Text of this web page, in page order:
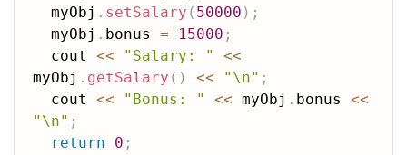
  myObj
. setSalary ( 50000 ) ;
  myObj
. bonus = 15000 ;
  cout
<< "Salary: "
<<
myObj . getSalary ( ) << "\n" ;
  cout
<< "Bonus: " << myObj . bonus <<
"\n" ;
return
0 ;